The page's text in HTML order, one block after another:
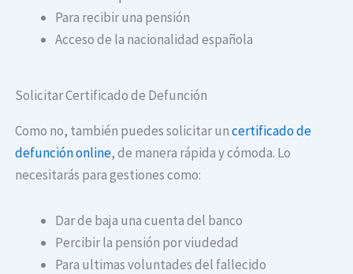
Para recibir una pensión
Acceso de la nacionalidad española
Solicitar Certificado de Defunción
Como no, también puedes solicitar uncertificado de
defunción online, de manera rápida y cómoda. Lo
necesitarás para gestiones como:
Dar de baja una cuenta del banco
Percibir la pensión por viudedad
Para ultimas voluntades del fallecido